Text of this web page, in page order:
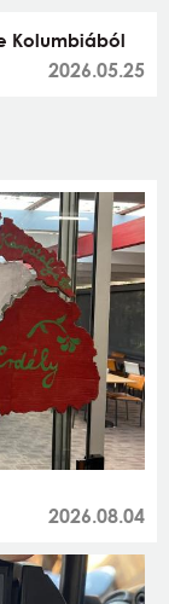
Kolumbiából
2026.05.25
2026.08.04